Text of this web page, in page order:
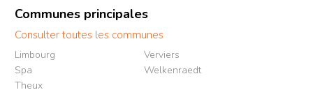
Communes principales
Consulter toutes les communes
Limbourg
Spa
Theux
Verviers
Welkenraedt